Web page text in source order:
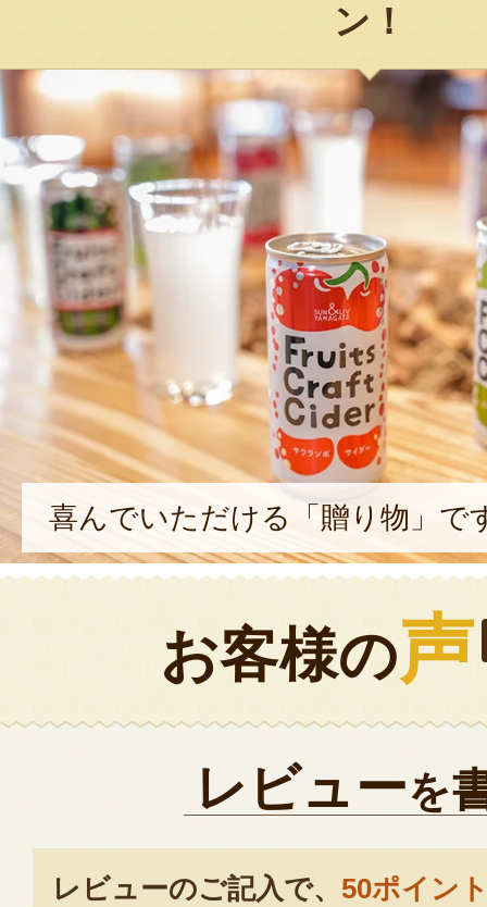
ン！
喜んでいただける「贈り物」で
お客様の声
レビューを
レビューのご記入で、 50ポイン